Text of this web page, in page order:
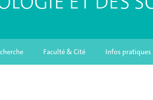
Faculté & Cité Infos pratiques